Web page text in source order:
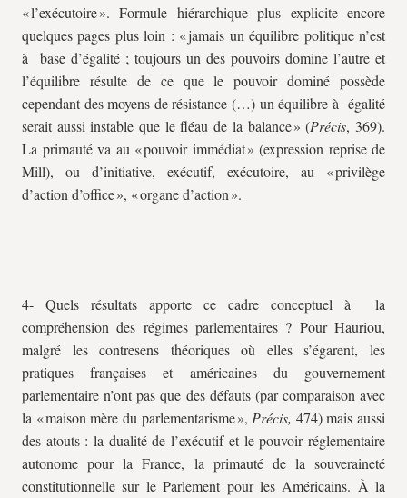
« l’exécutoire ». Formule hiérarchique plus explicite encore
quelques pages plus loin : « jamais un équilibre politique n’est
à base d’égalité ; toujours un des pouvoirs domine l’autre et
l’équilibre résulte de ce que le pouvoir dominé possède
cependant des moyens de résistance (…) un équilibre à égalité
serait aussi instable que le fléau de la balance » (Précis, 369).
La primauté va au « pouvoir immédiat » (expression reprise de
Mill), ou d’initiative, exécutif, exécutoire, au « privilège
d’action d’office », « organe d’action ».
4- Quels résultats apporte ce cadre conceptuel à la
compréhension des régimes parlementaires ? Pour Hauriou,
malgré les contresens théoriques où elles s’égarent, les
pratiques françaises et américaines du gouvernement
parlementaire n’ont pas que des défauts (par comparaison avec
la « maison mère du parlementarisme », Précis, 474) mais aussi
des atouts : la dualité de l’exécutif et le pouvoir réglementaire
autonome pour la France, la primauté de la souveraineté
constitutionnelle sur le Parlement pour les Américains. À la